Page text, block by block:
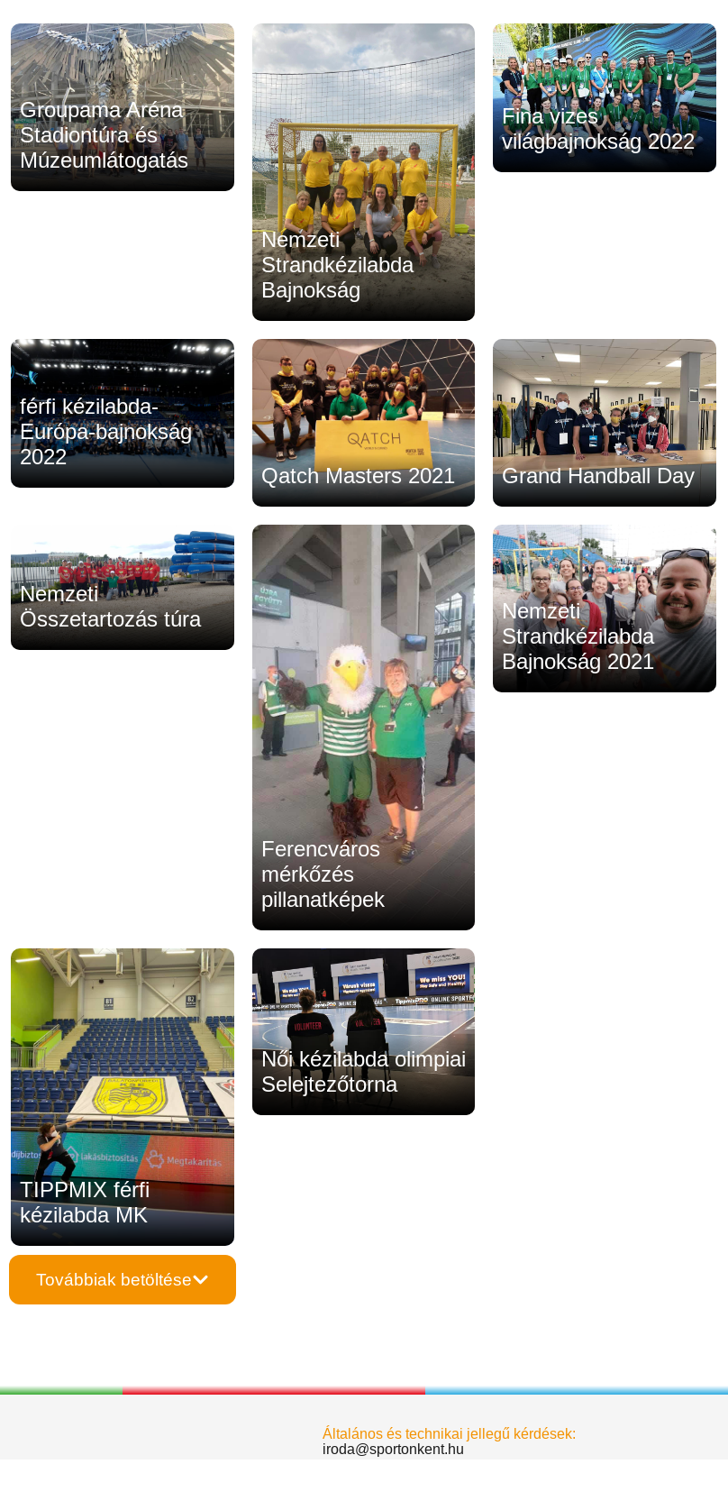
Groupama Aréna
Stadiontúra és
Múzeumlátogatás
Nemzeti
Strandkézilabda
Bajnokság
Fina vizes
világbajnokság 2022
férfi kézilabda-
Európa-bajnokság
2022
Qatch Masters 2021 Grand Handball Day
Nemzeti
Összetartozás túra
Ferencváros
mérkőzés
pillanatképek
Nemzeti
Strandkézilabda
Bajnokság 2021
TIPPMIX férfi
kézilabda MK
Női kézilabda olimpiai
Selejtezőtorna
Továbbiak betöltése
Általános és technikai jellegű kérdések:
iroda@sportonkent.hu